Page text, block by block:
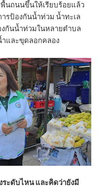
นถนนขึ้นให้เรียบร้อยแล้ว
รป้องกันน้ำท่วม น้ำทะเล
กันน้ำท่วมในหลายตำบล
ำและขุดลอกคลอง
ระดับไหน และคิดว่ายังมี